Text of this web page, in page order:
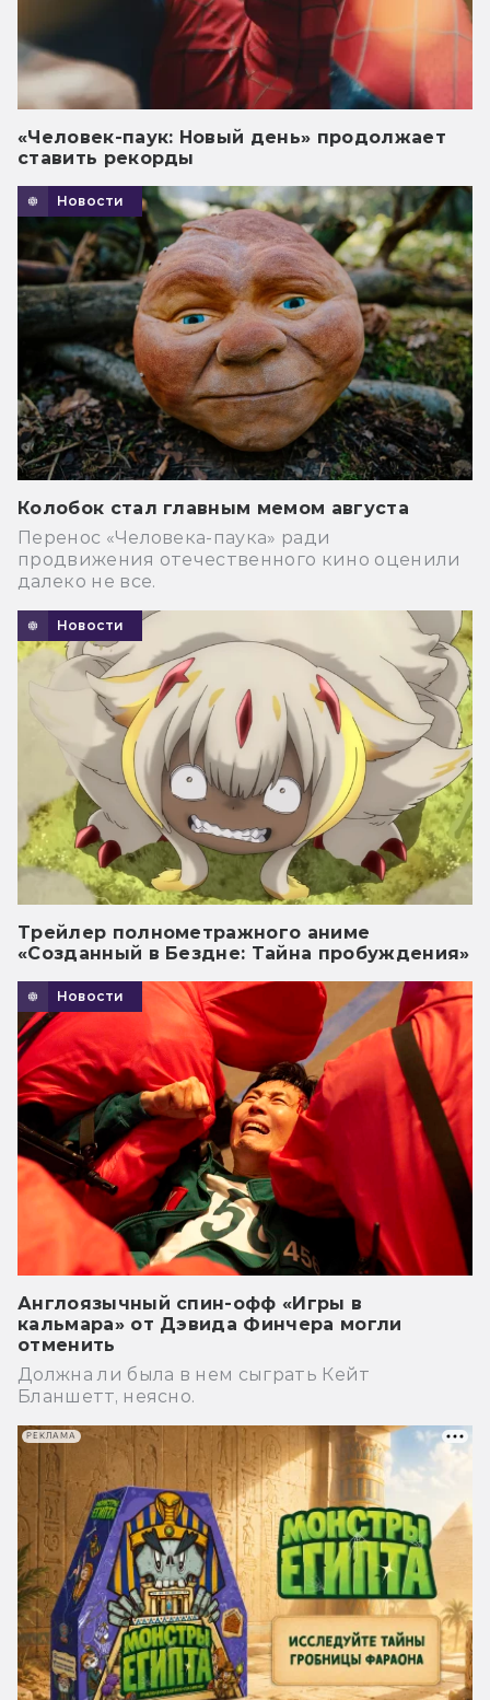
«Человек-паук: Новый день» продолжает
ставить рекорды
Новости
Колобок стал главным мемом августа
Перенос «Человека-паука» ради
продвижения отечественного кино оценили
далеко не все.
Новости
Трейлер полнометражного аниме
«Созданный в Бездне: Тайна пробуждения»
Новости
Англоязычный спин-офф «Игры в
кальмара» от Дэвида Финчера могли
отменить
Должна ли была в нем сыграть Кейт
Бланшетт, неясно.
РЕКЛАМА